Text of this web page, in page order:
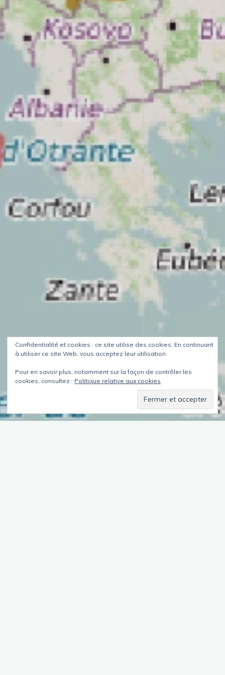
Confidentialité et cookies : ce site utilise des cookies. En continuant
à utiliser ce site Web, vous acceptez leur utilisation.
Pour en savoir plus, notamment sur la façon de contrôler les
cookies, consultez : Politique relative aux cookies